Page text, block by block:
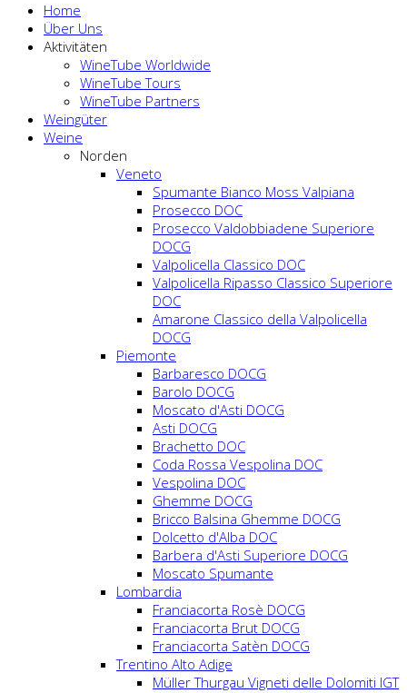
Home
Über Uns
Aktivitäten
WineTube Worldwide
WineTube Tours
WineTube Partners
Weingüter
Weine
Norden
Veneto
Spumante Bianco Moss Valpiana
Prosecco DOC
Prosecco Valdobbiadene Superiore
DOCG
Valpolicella Classico DOC
Valpolicella Ripasso Classico Superiore
DOC
Amarone Classico della Valpolicella
DOCG
Piemonte
Barbaresco DOCG
Barolo DOCG
Moscato d'Asti DOCG
Asti DOCG
Brachetto DOC
Coda Rossa Vespolina DOC
Vespolina DOC
Ghemme DOCG
Bricco Balsina Ghemme DOCG
Dolcetto d'Alba DOC
Barbera d'Asti Superiore DOCG
Moscato Spumante
Lombardia
Franciacorta Rosè DOCG
Franciacorta Brut DOCG
Franciacorta Satèn DOCG
Trentino Alto Adige
Müller Thurgau Vigneti delle Dolomiti IGT